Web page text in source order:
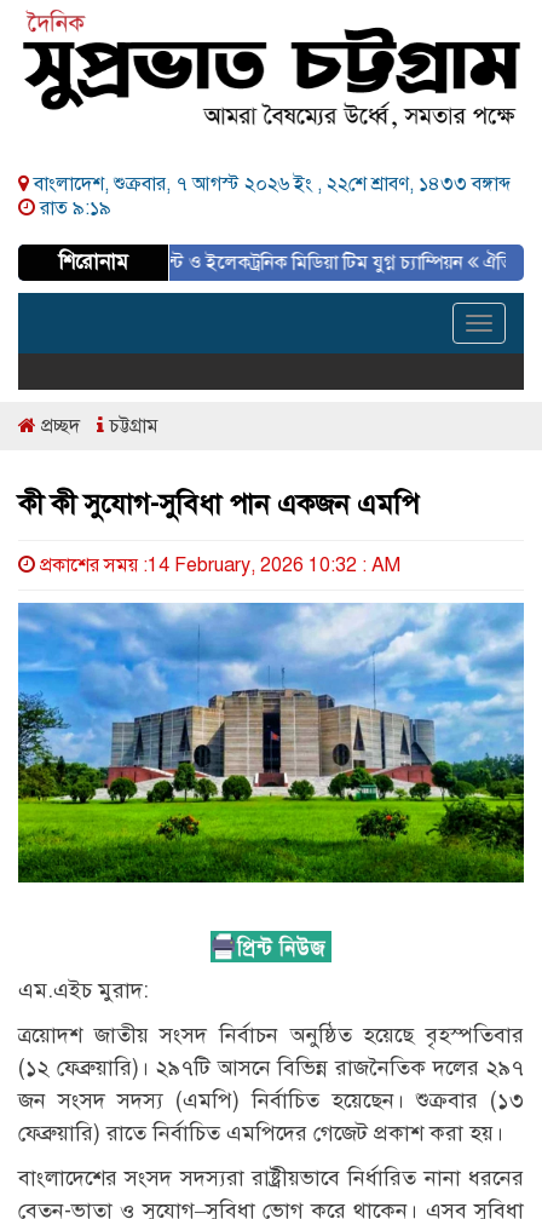
বাংলাদেশ, শুক্রবার, ৭ আগস্ট ২০২৬ ইং , ২২শে শ্রাবণ, ১৪৩৩ বঙ্গাব্দ
রাত ৯:১৯
শিরোনাম
সমাপ্ত, প্রিন্ট ও ইলেকট্রনিক মিডিয়া টিম যুগ্ন চ্যাম্পিয়ন ঐতিহাসিক ৫ই
Toggle
প্রচ্ছদ চট্টগ্রাম
কী কী সুযোগ-সুবিধা পান একজন এমপি
প্রকাশের সময় :14 February, 2026 10:32 : AM
এম.এইচ মুরাদ:
ত্রয়োদশ জাতীয় সংসদ নির্বাচন অনুষ্ঠিত হয়েছে বৃহস্পতিবার
(১২ ফেব্রুয়ারি)। ২৯৭টি আসনে বিভিন্ন রাজনৈতিক দলের ২৯৭
জন সংসদ সদস্য (এমপি) নির্বাচিত হয়েছেন। শুক্রবার (১৩
ফেব্রুয়ারি) রাতে নির্বাচিত এমপিদের গেজেট প্রকাশ করা হয়।
বাংলাদেশের সংসদ সদস্যরা রাষ্ট্রীয়ভাবে নির্ধারিত নানা ধরনের
বেতন-ভাতা ও সুযোগ–সুবিধা ভোগ করে থাকেন। এসব সুবিধা